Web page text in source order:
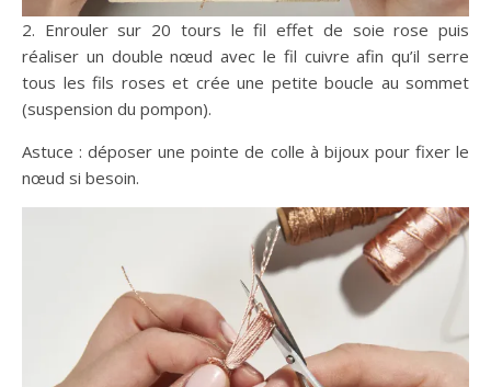
2. Enrouler sur 20 tours le fil effet de soie rose puis
réaliser un double nœud avec le fil cuivre afin qu’il serre
tous les fils roses et crée une petite boucle au sommet
(suspension du pompon).
Astuce : déposer une pointe de colle à bijoux pour fixer le
nœud si besoin.